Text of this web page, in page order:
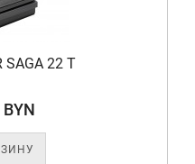
SAGA 22 T